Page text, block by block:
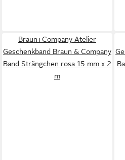
Braun+Company Atelier
Geschenkband Braun & Company
Band Strängchen rosa 15 mm x 2
m